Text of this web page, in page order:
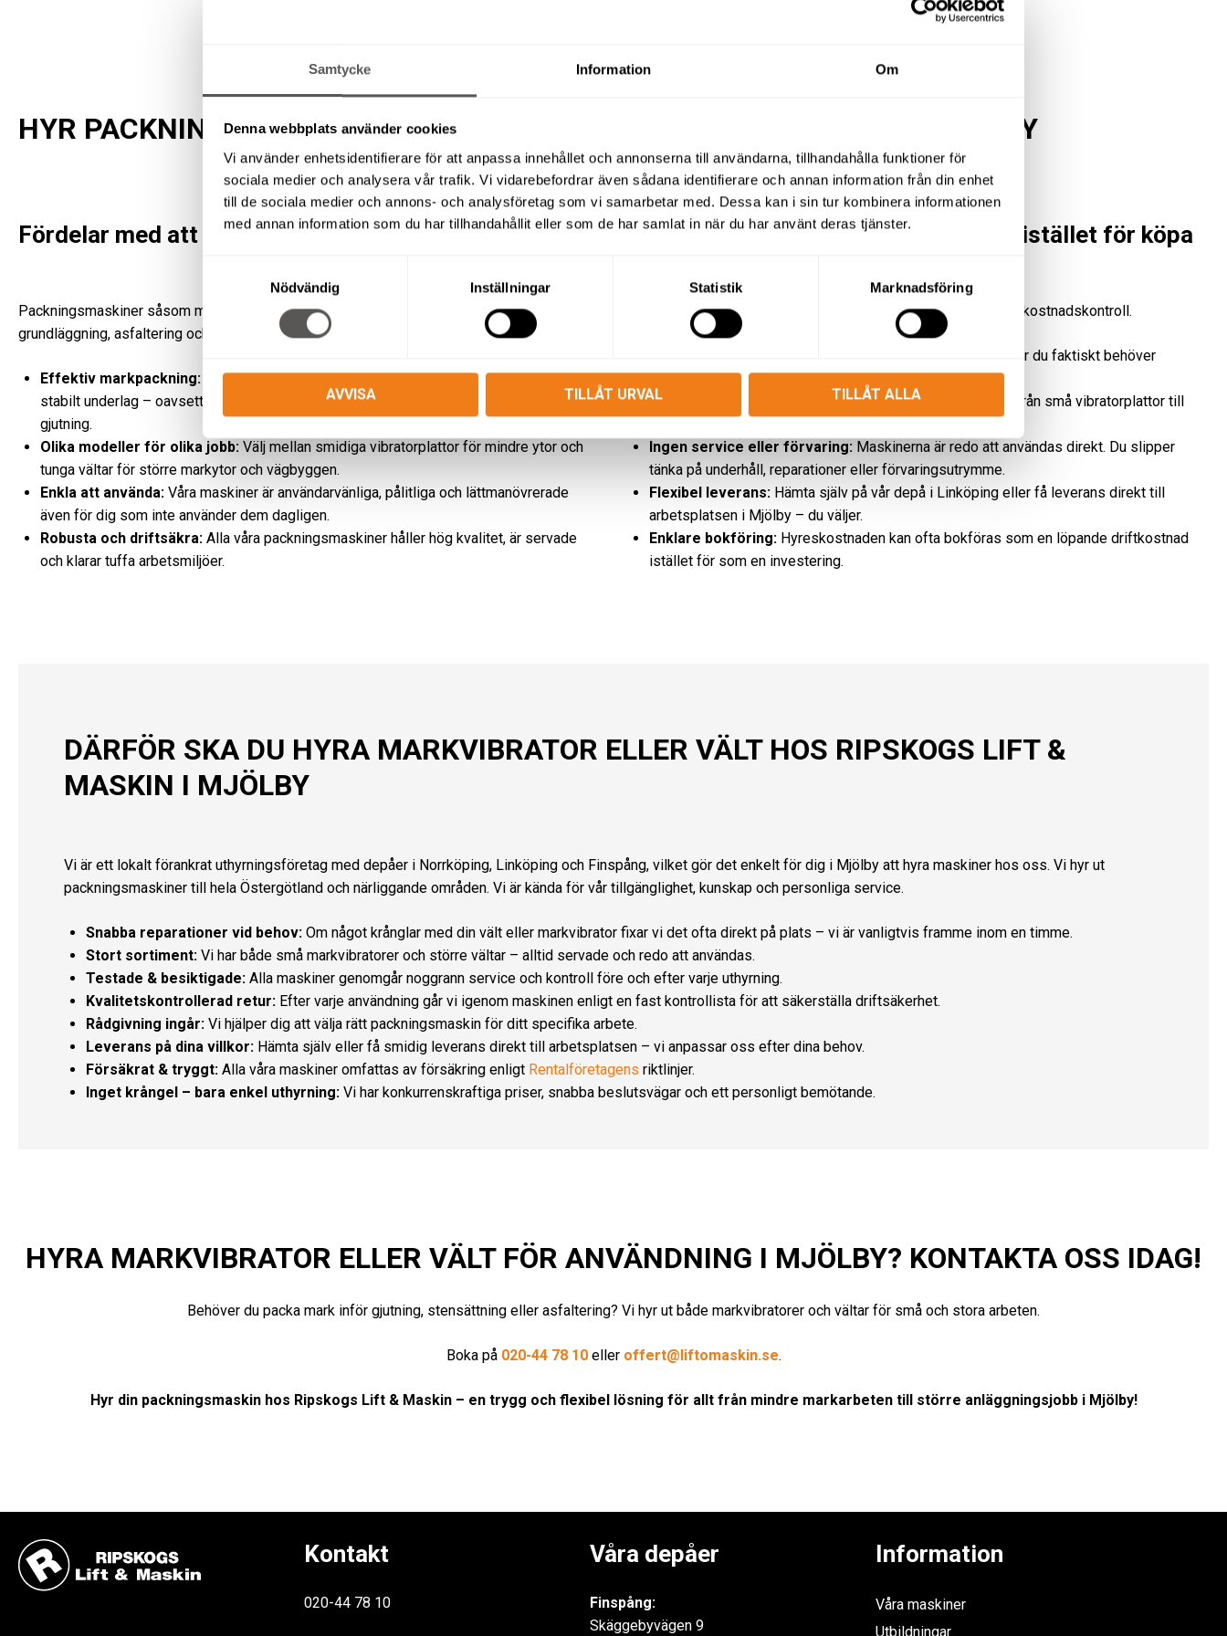
Samtycke Information Om
Denna webbplats använder cookies
Vi använder enhetsidentifierare för att anpassa innehållet och annonserna till användarna, tillhandahålla funktioner för
sociala medier och analysera vår trafik. Vi vidarebefordrar även sådana identifierare och annan information från din enhet
till de sociala medier och annons- och analysföretag som vi samarbetar med. Dessa kan i sin tur kombinera informationen
med annan information som du har tillhandahållit eller som de har samlat in när du har använt deras tjänster.
Nödvändig
Inställningar Statistik Marknadsföring
AVVISA TILLÅT URVAL TILLÅT ALLA
HYR PACKNINGSMASKINER SOM MARKVIBRATORER OCH VÄLTAR I MJÖLBY
Fördelar med att använda packningsmaskiner
Packningsmaskiner såsom markvibratorer och vältar är oumbärliga vid markarbete,
grundläggning, asfaltering och anläggningsjobb.
Effektiv markpackning: Våra markvibratorer och vältar säkerställer ett jämnt och
stabilt underlag – oavsett om du ska lägga plattor, asfaltera eller förbereda inför
gjutning.
Olika modeller för olika jobb: Välj mellan smidiga vibratorplattor för mindre ytor och
tunga vältar för större markytor och vägbyggen.
Enkla att använda: Våra maskiner är användarvänliga, pålitliga och lättmanövrerade
även för dig som inte använder dem dagligen.
Robusta och driftsäkra: Alla våra packningsmaskiner håller hög kvalitet, är servade
och klarar tuffa arbetsmiljöer.
Därför ska du hyra packningsmaskin istället för köpa
Att hyra en markvibrator eller vält ger dig frihet, flexibilitet och kostnadskontroll.
Slipp stora investeringar – hyr bara när du faktiskt behöver
maskinen.
Rätt maskin för jobbet:
Välj fritt mellan olika modeller – från små vibratorplattor till
Ingen service eller förvaring: Maskinerna är redo att användas direkt. Du slipper
tänka på underhåll, reparationer eller förvaringsutrymme.
Flexibel leverans: Hämta själv på vår depå i Linköping eller få leverans direkt till
arbetsplatsen i Mjölby – du väljer.
Enklare bokföring: Hyreskostnaden kan ofta bokföras som en löpande driftkostnad
istället för som en investering.
DÄRFÖR SKA DU HYRA MARKVIBRATOR ELLER VÄLT HOS RIPSKOGS LIFT &
MASKIN I MJÖLBY
Vi är ett lokalt förankrat uthyrningsföretag med depåer i Norrköping, Linköping och Finspång, vilket gör det enkelt för dig i Mjölby att hyra maskiner hos oss. Vi hyr ut
packningsmaskiner till hela Östergötland och närliggande områden. Vi är kända för vår tillgänglighet, kunskap och personliga service.
Snabba reparationer vid behov: Om något krånglar med din vält eller markvibrator fixar vi det ofta direkt på plats – vi är vanligtvis framme inom en timme.
Stort sortiment: Vi har både små markvibratorer och större vältar – alltid servade och redo att användas.
Testade & besiktigade: Alla maskiner genomgår noggrann service och kontroll före och efter varje uthyrning.
Kvalitetskontrollerad retur: Efter varje användning går vi igenom maskinen enligt en fast kontrollista för att säkerställa driftsäkerhet.
Rådgivning ingår: Vi hjälper dig att välja rätt packningsmaskin för ditt specifika arbete.
Leverans på dina villkor: Hämta själv eller få smidig leverans direkt till arbetsplatsen – vi anpassar oss efter dina behov.
Försäkrat & tryggt: Alla våra maskiner omfattas av försäkring enligt Rentalföretagens riktlinjer.
Inget krångel – bara enkel uthyrning: Vi har konkurrenskraftiga priser, snabba beslutsvägar och ett personligt bemötande.
HYRA MARKVIBRATOR ELLER VÄLT FÖR ANVÄNDNING I MJÖLBY? KONTAKTA OSS IDAG!
Behöver du packa mark inför gjutning, stensättning eller asfaltering? Vi hyr ut både markvibratorer och vältar för små och stora arbeten.
Boka på 020-44 78 10eller offert@liftomaskin.se.
Hyr din packningsmaskin hos Ripskogs Lift & Maskin – en trygg och flexibel lösning för allt från mindre markarbeten till större anläggningsjobb i Mjölby!
Kontakt
020-44 78 10
Våra depåer
Finspång:
Skäggebyvägen 9
Information
Våra maskiner
Utbildningar